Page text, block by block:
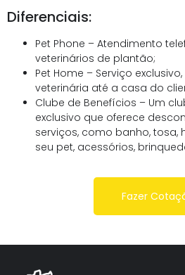
Diferenciais:
Pet Phone – Atendimento
veterinários de plantão;
Pet Home – Serviço
veterinária até a casa do
Clube de Benefícios – Um
exclusivo que oferece
serviços, como banho, tosa,
seu pet, acessórios,
Fazer